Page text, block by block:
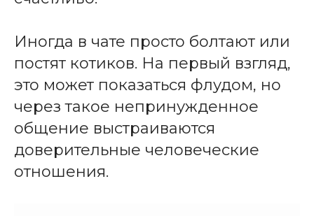
Иногда в чате просто болтают или
постят котиков. На первый взгляд,
это может показаться флудом, но
через такое непринужденное
общение выстраиваются
доверительные человеческие
отношения.